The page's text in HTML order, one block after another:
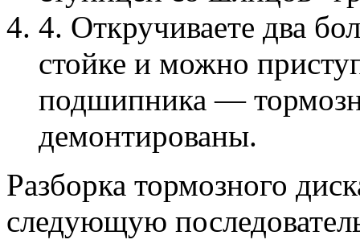
4. Откручиваете два
стойке и можно
подшипника —
демонтированы.
Разборка тормозного
следующую